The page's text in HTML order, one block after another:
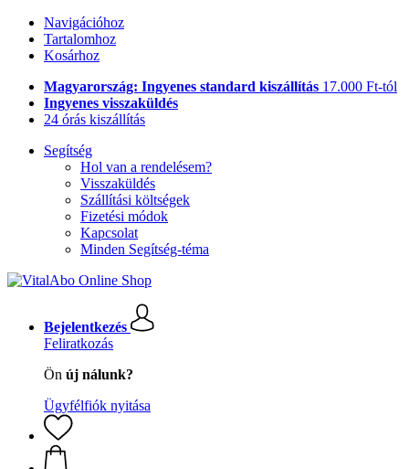
Navigációhoz
Tartalomhoz
Kosárhoz
Magyarország: Ingyenes standard kiszállítás 17.000 Ft-tól
Ingyenes visszaküldés
24 órás kiszállítás
Segítség
Hol van a rendelésem?
Visszaküldés
Szállítási költségek
Fizetési módok
Kapcsolat
Minden Segítség-téma
Bejelentkezés
Feliratkozás
Ön új nálunk?
Ügyfélfiók nyitása